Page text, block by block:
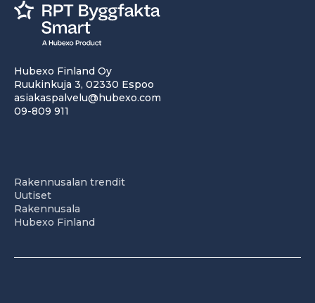
Hubexo Finland Oy
Ruukinkuja 3, 02330 Espoo
asiakaspalvelu@hubexo.com
09-809 911
Rakennusalan trendit
Uutiset
Rakennusala
Hubexo Finland